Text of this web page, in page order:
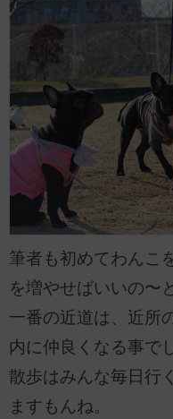
筆者も初めてわんこ
を増やせばいいの〜
一番の近道は、近所
内に仲良くなる事で
散歩はみんな毎日行
ますもんね。